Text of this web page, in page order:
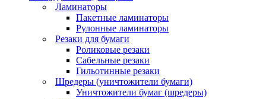
Ламинаторы
Пакетные ламинаторы
Рулонные ламинаторы
Резаки для бумаги
Роликовые резаки
Сабельные резаки
Гильотинные резаки
Шредеры (уничтожители бумаги)
Уничтожители бумаг (шредеры)